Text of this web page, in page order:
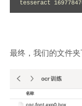
tesseract
最终，我们的文件